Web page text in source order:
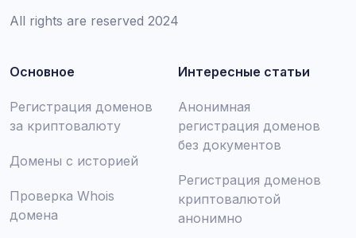
All rights are reserved 2024
Основное
Регистрация доменов
за криптовалюту
Домены с историей
Проверка Whois
домена
Интересные статьи
Анонимная
регистрация доменов
без документов
Регистрация доменов
криптовалютой
анонимно